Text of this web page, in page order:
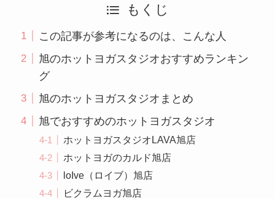
もくじ
この記事が参考になるのは、こんな人
旭のホットヨガスタジオおすすめランキン
グ
旭のホットヨガスタジオまとめ
旭でおすすめのホットヨガスタジオ
ホットヨガスタジオLAVA旭店
ホットヨガのカルド旭店
loIve（ロイブ）旭店
ビクラムヨガ旭店